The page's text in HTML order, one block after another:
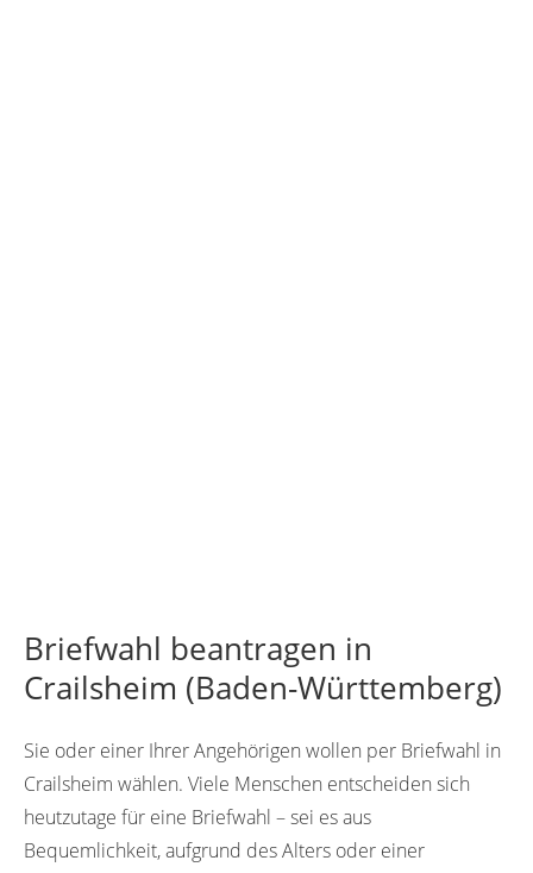
Briefwahl beantragen in
Crailsheim (Baden-Württemberg)
Sie oder einer Ihrer Angehörigen wollen per Briefwahl in
Crailsheim wählen. Viele Menschen entscheiden sich
heutzutage für eine Briefwahl – sei es aus
Bequemlichkeit, aufgrund des Alters oder einer